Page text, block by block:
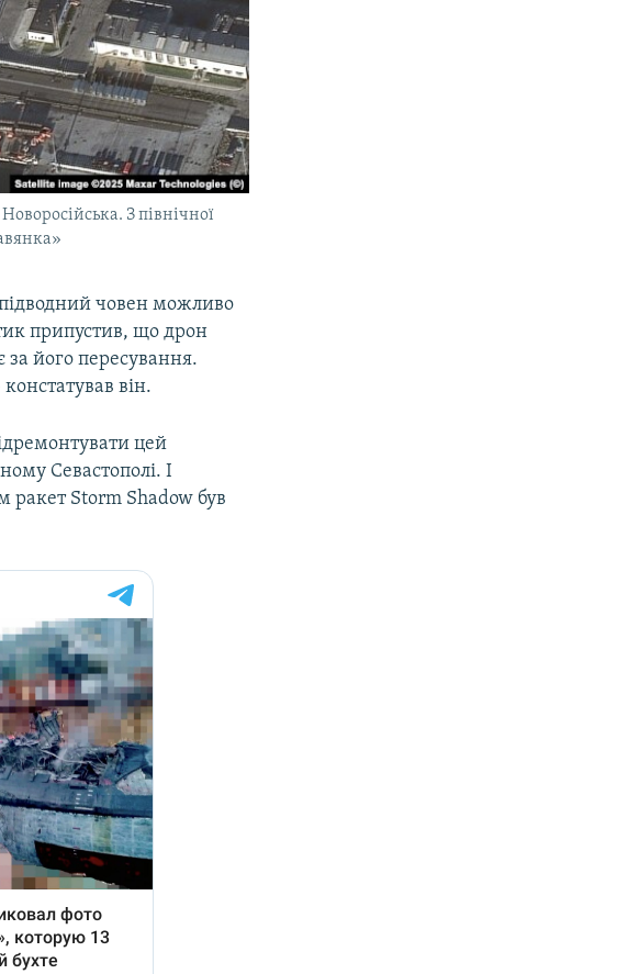
З північної
човен можливо
припустив, що дрон
за його пересування.
він.
цей
Севастополі. І
ракет Storm Shadow був